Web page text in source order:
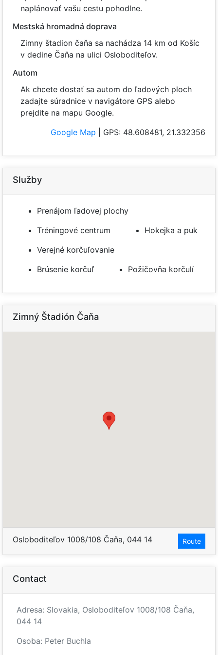
naplánovať vašu cestu pohodlne.
Mestská hromadná doprava
Zimny štadion čaňa sa nachádza 14 km od Košíc
v dedine Čaňa na ulici Osloboditeľov.
Autom
Ak chcete dostať sa autom do ľadových ploch
zadajte súradnice v navigátore GPS alebo
prejdite na mapu Google.
Google Map | GPS: 48.608481, 21.332356
Služby
Prenájom ľadovej plochy
Tréningové centrum
Hokejka a puk
Verejné korčuľovanie
Brúsenie korčuľ
Požičovňa korčulí
Zimný Štadión Čaňa
Osloboditeľov 1008/108 Čaňa, 044 14 Route
Contact
Adresa: Slovakia, Osloboditeľov 1008/108 Čaňa,
044 14
Osoba: Peter Buchla